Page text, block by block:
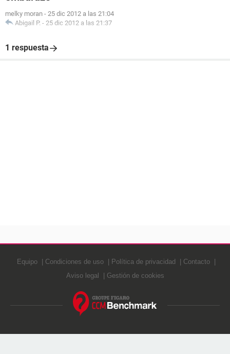
melky moran - 25 dic 2012 a las 21:04
Abigail P. - 25 dic 2012 a las 21:37
1 respuesta
Equipo Condiciones de uso Política de privacidad
Contacto
Aviso legal
Gestión de cookies